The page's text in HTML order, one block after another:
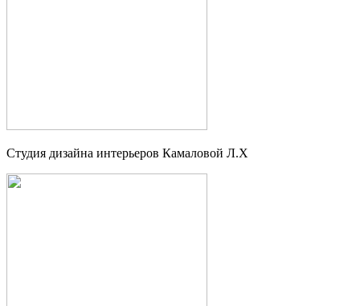
Студия дизайна интерьеров Камаловой Л.Х